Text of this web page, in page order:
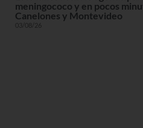
meningococo y en pocos
Canelones y Montevideo
03/08/26